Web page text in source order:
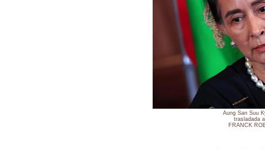
Aung San Suu
trasladada
FRANCK